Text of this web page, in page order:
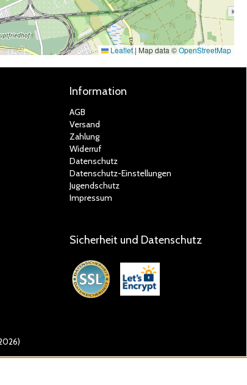
Leaflet | Map data ©OpenStreetMap
Information
AGB
Versand
Zahlung
Widerruf
Datenschutz
Datenschutz-Einstellungen
Jugendschutz
Impressum
Sicherheit und Datenschutz